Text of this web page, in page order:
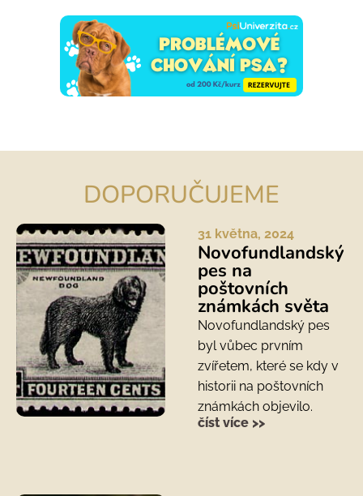
DOPORUČUJEME
31 května, 2024
Novofundlandský
pes na
poštovních
známkách světa
Novofundlandský pes
byl vůbec prvním
zvířetem, které se kdy v
historii na poštovních
známkách objevilo.
číst více >>